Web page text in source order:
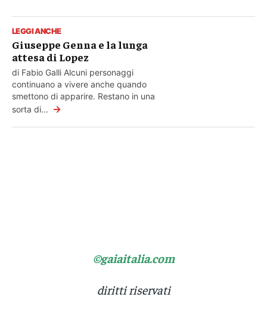
LEGGI ANCHE
Giuseppe Genna e la lunga
attesa di Lopez
di Fabio Galli Alcuni personaggi
continuano a vivere anche quando
smettono di apparire. Restano in una
sorta di... →
©gaiaitalia.com
diritti riservati